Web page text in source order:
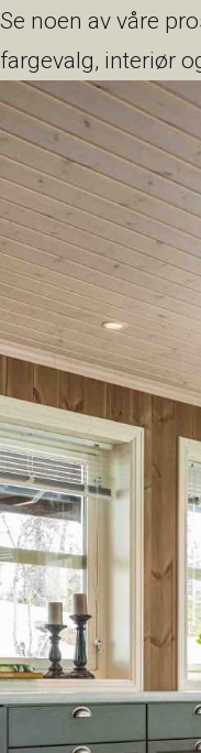
Se noen av våre
fargevalg, interiør